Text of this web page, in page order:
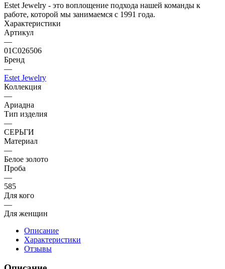
Estet Jewelry - это воплощение подхода нашей команды к
работе, которой мы занимаемся с 1991 года.
Характеристики
Артикул
—
01С026506
Бренд
—
Estet Jewelry
Коллекция
—
Ариадна
Тип изделия
—
СЕРЬГИ
Материал
—
Белое золото
Проба
—
585
Для кого
—
Для женщин
Описание
Характеристики
Отзывы